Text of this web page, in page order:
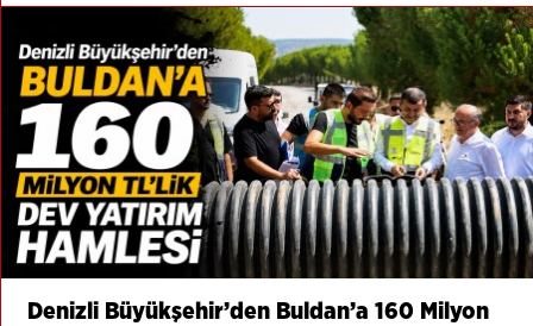
Denizli Büyükşehir’den Buldan’a 160 Milyon